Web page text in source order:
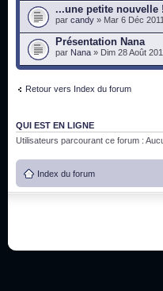
...une petite nouvelle !
par candy » Mar 6 Déc
Présentation Nana
par Nana » Dim 28 Août
Retour vers Index du forum
QUI EST EN LIGNE
Utilisateurs parcourant ce forum :
Index du forum